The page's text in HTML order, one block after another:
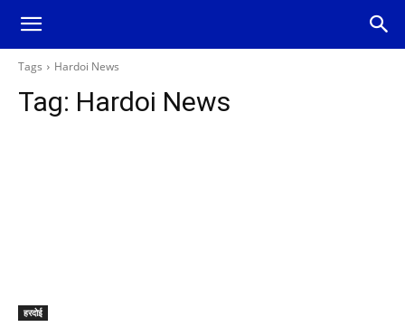
Tags Hardoi News
Tag: Hardoi News
हरदोई